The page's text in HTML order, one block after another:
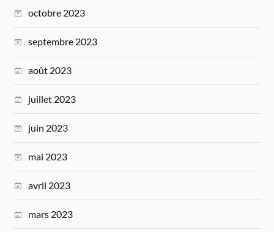
octobre 2023
septembre 2023
août 2023
juillet 2023
juin 2023
mai 2023
avril 2023
mars 2023